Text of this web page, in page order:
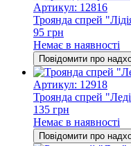
Артикул: 12816
Троянда спрей
95 грн
Немає в наявності
Повідомити про
Артикул: 12918
Троянда спрей
135 грн
Немає в наявності
Повідомити про